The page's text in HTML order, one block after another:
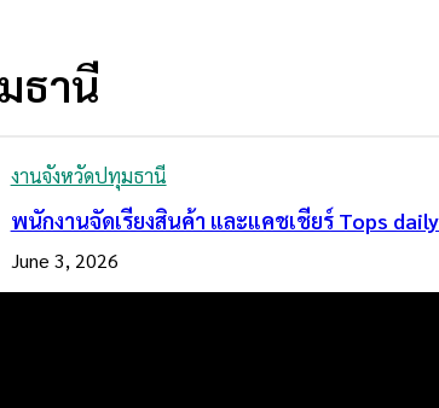
ธานี
งานจังหวัดปทุมธานี
พนักงานจัดเรียงสินค้า และแคชเชียร์ Tops
June 3, 2026